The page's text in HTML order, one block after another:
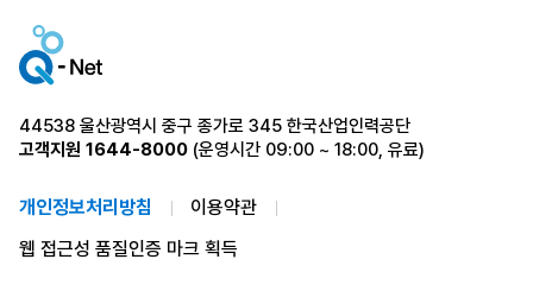
44538 울산광역시 중구 종가로 345 한국산업인력공단
고객지원 1644-8000 (운영시간 09:00 ~ 18:00, 유료)
개인정보처리방침
이용약관
웹 접근성 품질인증 마크 획득